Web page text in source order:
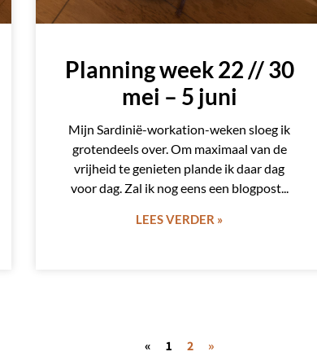
Planning week 22 // 30
mei – 5 juni
Mijn Sardinië-workation-weken sloeg ik
grotendeels over. Om maximaal van de
vrijheid te genieten plande ik daar dag
voor dag. Zal ik nog eens een blogpost
LEES VERDER »
« 1 2 »